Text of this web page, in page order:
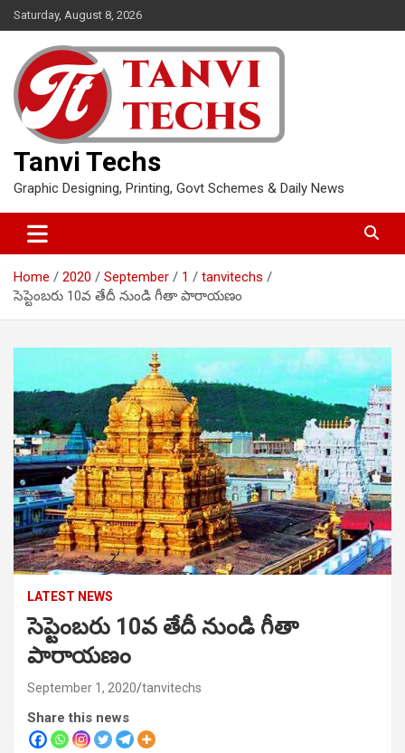
Skip
to
content
Saturday, August 8, 2026
Tanvi Techs
Graphic Designing, Printing, Govt Schemes & Daily News
Home 2020 September 1
tanvitechs
సెప్టెంబరు 10వ తేదీ నుండి గీతా పారాయణం
LATEST NEWS
సెప్టెంబరు 10వ తేదీ నుండి గీతా
పారాయణం
September 1, 2020 tanvitechs
Share this news